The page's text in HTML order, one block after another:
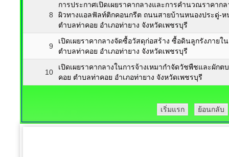
8
การประกาศเปิดเผยราคากลางและการคำนวณราคาก
ผิวทางแอลฟัลท์ติกคอนกรีต ถนนสายบ้านหนองประดู่-
ตำบลท่าคอย อำเภอท่ายาง จังหวัดเพชรบุรี
9
เปิดเผยราคากลางจัดซื้อวัสดุก่อสร้าง ซื้อดินลูกรังภาย
ตำบลท่าคอย อำเภอท่ายาง จังหวัดเพชรบุรี
10
เปิดเผยราคากลางในการจ้างเหมากำจัดวัชพืชและผัก
คอย ตำบลท่าคอย อำเภอท่ายาง จังหวัดเพชรบุรี
เริ่มแรก ย้อนกลับ